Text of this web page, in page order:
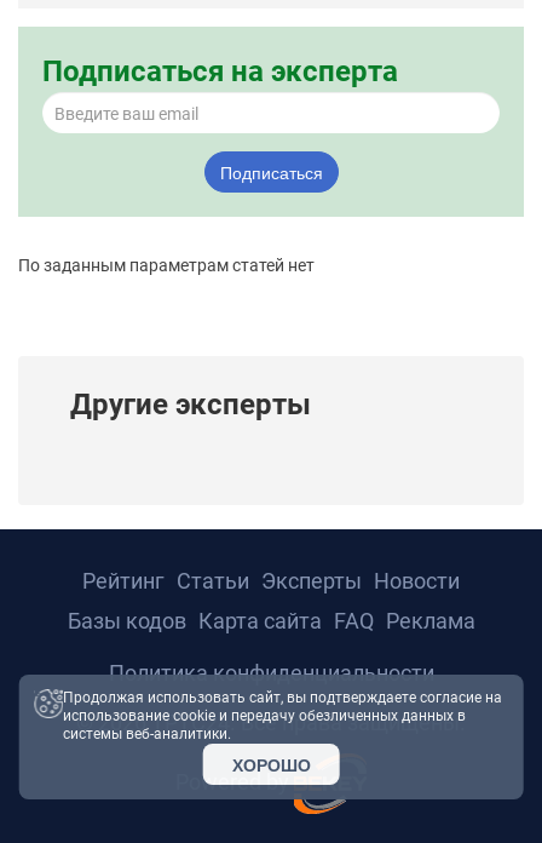
Подписаться на эксперта
Подписаться
По заданным параметрам статей нет
Другие эксперты
© 2026 ТРТС24. Все права защищены.
Powered by
Рейтинг Статьи Эксперты Новости
Базы кодов Карта сайта FAQ Реклама
Политика конфиденциальности
Продолжая использовать сайт, вы подтверждаете согласие на
использование cookie и передачу обезличенных данных в
системы веб-аналитики.
ХОРОШО